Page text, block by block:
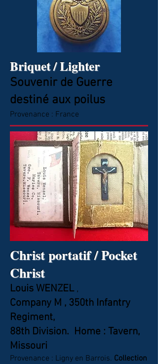
Briquet / Lighter
Souvenir de Guerre
destiné aux poilus
Provenance : France
Christ portatif / Pocket
Christ
Louis WENZEL ,
Company M , 350th Infantry
Regiment,
88th Division. Home : Tavern,
Missouri
Provenance : Ligny en Barrois. Collection